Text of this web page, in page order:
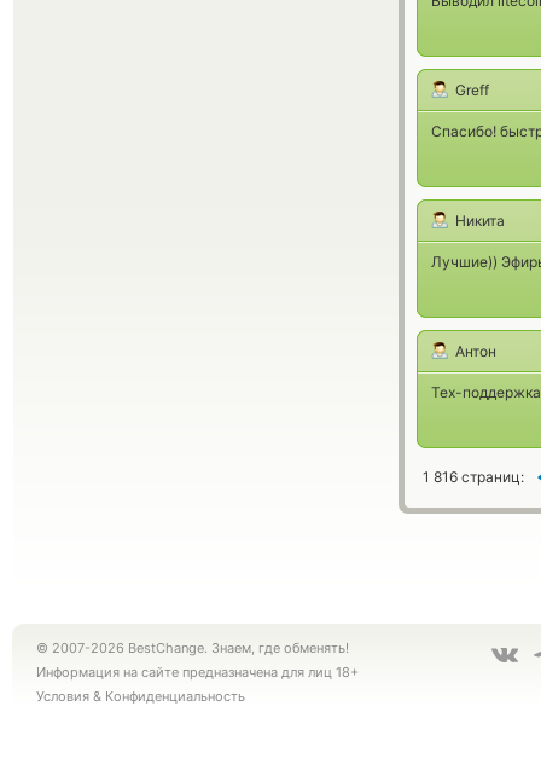
Greff
Спасибо!
Никита
Лучшие))
Антон
Тех-
1 816 страниц:
© 2007-2026 BestChange. Знаем, где обменять!
Информация на сайте предназначена для лиц 18+
Условия & Конфиденциальность